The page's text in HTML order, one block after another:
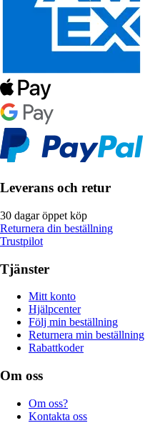
Leverans och retur
30 dagar öppet köp
Returnera din beställning
Trustpilot
Tjänster
Mitt konto
Hjälpcenter
Följ min beställning
Returnera min beställning
Rabattkoder
Om oss
Om oss?
Kontakta oss